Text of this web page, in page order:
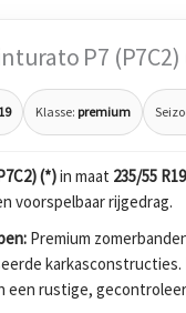
P7 (P7C2)
Klasse: premium
(*)in maat 235/55 R19
voorspelbaar rijgedrag.
Premium
een rustige,